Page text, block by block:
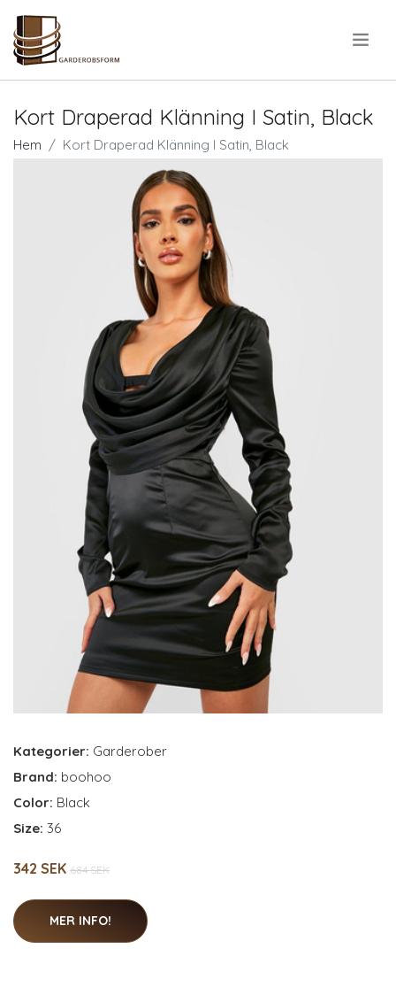
Kort Draperad Klänning I Satin, Black
Hem Kort Draperad Klänning I Satin, Black
Kategorier: Garderober
Brand: boohoo
Color: Black
Size: 36
342 SEK 684 SEK
MER INFO!